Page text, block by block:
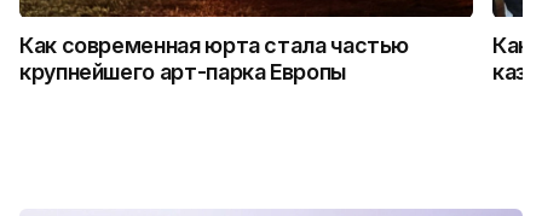
Как современная юрта стала частью
крупнейшего арт-парка Европы
Как